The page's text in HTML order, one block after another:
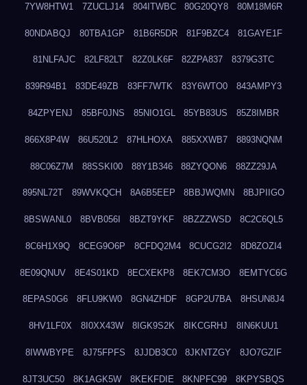
7YW8HTW1 7ZUCLJ14 804ITWBC 80G20QY8 80M18M6R
80NDABQJ 80TBA1GP 81B6R5DR 81F9BZC4 81GAYE1F
81NLFAJC 82LF82LT 82Z0LK6F 82ZPA837 8379G3TC
839R94B1 83DE49ZB 83FF7WTK 83Y6WTO0 843AMPY3
84ZPYENJ 85BF0JNS 85NIO1GL 85YB83US 85Z8IMBR
866X8P4W 86U520L2 87HLHOXA 885XXWB7 8893NQNM
88C06Z7M 88SSKI00 88Y1B346 88ZYQON6 88ZZ29JA
895NL72T 89WVKQCH 8A6B5EEP 8BBJWQMN 8BJPIIGO
8BSWANL0 8BVB056I 8BZT9YKF 8BZZZWSD 8C2C6QL5
8C6H1X9Q 8CEG9O6P 8CFDQ2M4 8CUCG2I2 8D8ZOZI4
8E09QNUV 8E4S01KD 8ECXEKP8 8EK7CM3O 8EMTYC6G
8EPAS0G6 8FLU9KW0 8GN4ZHDF 8GP2U7BA 8HSUN8J4
8HV1LF0X 8I0XX43W 8IGK9S2K 8IKCGRHJ 8IN6KUU1
8IWWBYPE 8J75FPFS 8JJDB3C0 8JKNTZGY 8JO7GZIF
8JT3UC50 8K1AGK5W 8KEKFDIE 8KNPFC99 8KPYSBQS